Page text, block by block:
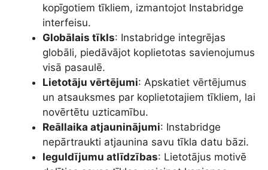
kopīgotiem tīkliem, izmantojot Instabridge
interfeisu.
Globālais tīkls: Instabridge integrējas
globāli, piedāvājot koplietotas savienojumus
visā pasaulē.
Lietotāju vērtējumi: Apskatiet vērtējumus
un atsauksmes par koplietotajiem tīkliem, lai
novērtētu uzticamību.
Reāllaika atjauninājumi: Instabridge
nepārtraukti atjaunina savu tīkla datu bāzi.
Ieguldījumu atlīdzības: Lietotājus motivē